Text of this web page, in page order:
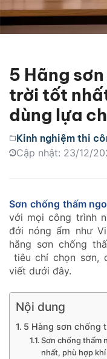
5 Hãng
trời tốt
dùng lựa
Kinh nghiệm thi
Cập nhật: 23/12/
Sơn chống thấm
với mọi công trình
đới nóng ẩm như
hãng sơn chống
tiêu chí chọn sơn,
viết dưới đây.
Nội dung
5 Hàng sơn chống
Sơn chống thấm
nhất, phù hợp